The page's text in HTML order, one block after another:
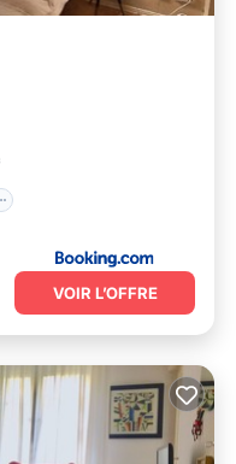
Sûreté
VOIR L’OFFRE